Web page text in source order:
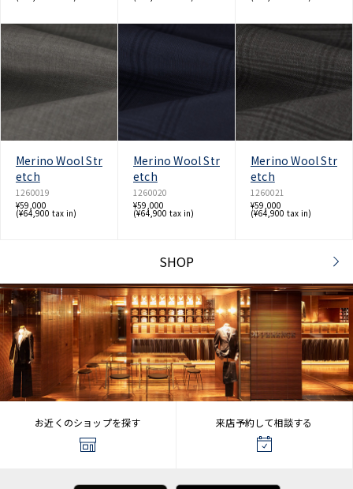
Merino Wool Str
etch
1260019
¥59,000
(¥64,900 tax in)
Merino Wool Str
etch
1260020
¥59,000
(¥64,900 tax in)
Merino Wool Str
etch
1260021
¥59,000
(¥64,900 tax in)
SHOP
お近くのショップを探す 来店予約して相談する